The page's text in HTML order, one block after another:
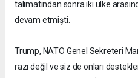
talimatından sonra iki ülke
devam etmişti.
Trump, NATO Genel Sekreteri
razı değil ve siz de onları